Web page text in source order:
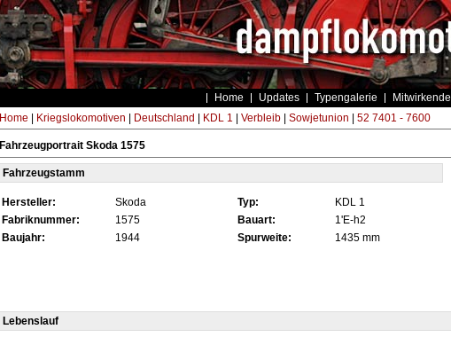
Home Updates Typengalerie Mitwirkende
Home Kriegslokomotiven Deutschland KDL 1 Verbleib| Sowjetunion 52 7401 - 7600
Fahrzeugportrait Skoda 1575
Fahrzeugstamm
Hersteller: Skoda Typ: KDL 1
Fabriknummer:
1575 Bauart: 1'E-h2
Baujahr:
1944 Spurweite: 1435 mm
Lebenslauf